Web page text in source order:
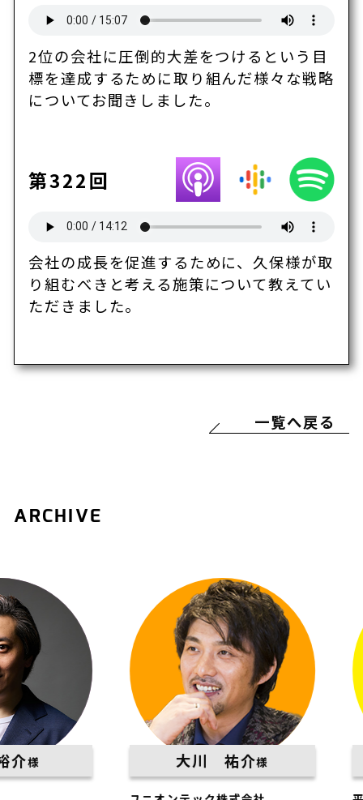
2位の会社に圧倒的大差をつけるという目
標を達成するために取り組んだ様々な戦略
についてお聞きしました。
第322回
会社の成長を促進するために、久保様が取
り組むべきと考える施策について教えてい
ただきました。
一覧へ戻る
ARCHIVE
大川 祐介 様